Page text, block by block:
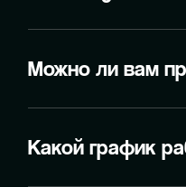
Можно ли вам
Какой график